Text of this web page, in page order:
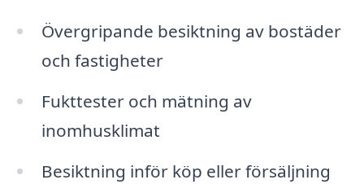
Övergripande besiktning av bostäder
och fastigheter
Fukttester och mätning av
inomhusklimat
Besiktning inför köp eller försäljning